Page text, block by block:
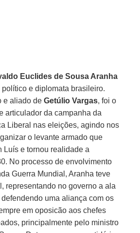
Euclides de Sousa Aranha
político e diplomata brasileiro.
e aliado deGetúlio Vargas, foi o
articulador da campanha da
Liberal nas eleições, agindo nos
o levante armado que
Luís e tornou realidade a
No processo de envolvimento
Guerra Mundial, Aranha teve
representando no governo a ala
uma aliança com os
em oposicão aos chefes
principalmente pelo ministro